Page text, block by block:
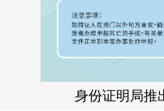
身份证明局推